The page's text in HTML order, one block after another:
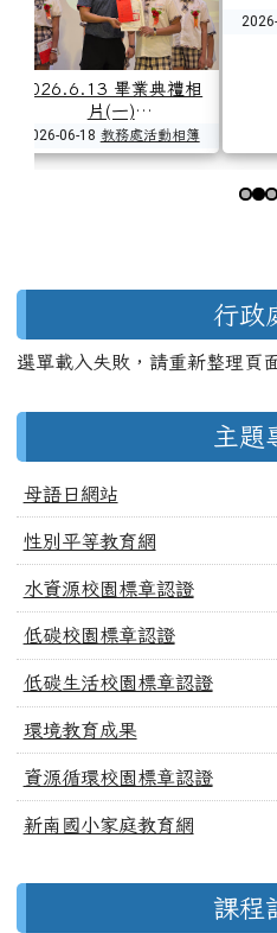
學生朝會頒
05-25 教務處活動相簿
2026.5.13
2026-05-13
行政
選單載入失敗，請重新整理頁
主題
母語日網站
性別平等教育網
水資源校園標章認證
低碳校園標章認證
低碳生活校園標章認證
環境教育成果
資源循環校園標章認證
新南國小家庭教育網
課程